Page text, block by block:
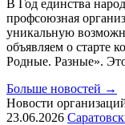
В Год единства
профсоюзная
уникальную
объявляем о старте
Родные. Разные».
Больше новостей →
Новости
23.06.2026